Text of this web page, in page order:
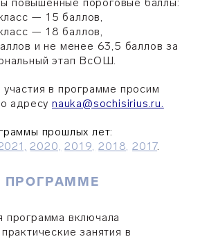
— 15 баллов,
— 18 баллов,
и не менее 63,5 баллов за
этап ВсОШ.
в программе просим
адресу nauka@sochisirius.ru.
прошлых лет:
2020, 2019, 2018, 2017.
ПРОГРАММЕ
программа включала
занятия в